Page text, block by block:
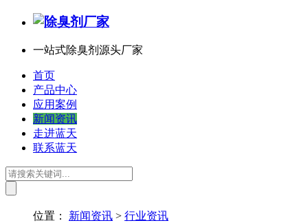
一站式除臭剂源头厂家
首页
产品中心
应用案例
新闻资讯
走进蓝天
联系蓝天
位置： 新闻资讯 > 行业资讯